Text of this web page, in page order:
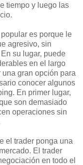
tiempo y luego las
es porque le
agresivo, sin
su lugar, puede
en el largo
gran opción para
conocer algunos
En primer lugar,
son demasiado
operaciones sin
el trader ponga una
El trader
en todo el